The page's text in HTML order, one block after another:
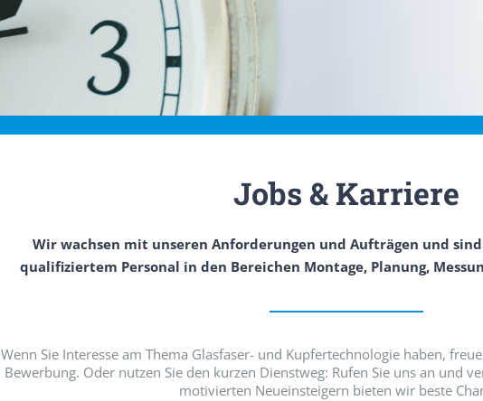
Jobs & Karriere
Wir wachsen mit unseren Anforderungen und Aufträgen und
qualifiziertem Personal in den Bereichen Montage, Planung,
Wenn Sie Interesse am Thema Glasfaser- und Kupfertechnologie haben,
Bewerbung. Oder nutzen Sie den kurzen Dienstweg: Rufen Sie uns an und
motivierten Neueinsteigern bieten wir beste